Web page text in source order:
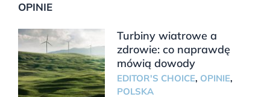
OPINIE
Turbiny wiatrowe a
zdrowie: co naprawdę
mówią dowody
EDITOR'S CHOICE, OPINIE,
POLSKA